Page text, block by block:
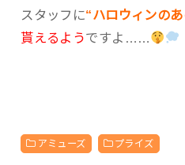
スタッフに“ハロウィンの
貰えるようですよ……
アミューズ プライズ